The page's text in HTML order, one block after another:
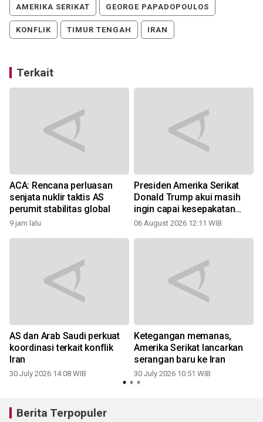
AMERIKA SERIKAT GEORGE PAPADOPOULOS
KONFLIK TIMUR TENGAH IRAN
Terkait
ACA: Rencana perluasan
senjata nuklir taktis AS
perumit stabilitas global
9 jam lalu
Presiden Amerika Serikat
Donald Trump akui masih
ingin capai kesepakatan
dengan Iran
06 August 2026 12:11 WIB
AS dan Arab Saudi perkuat
koordinasi terkait konflik
Iran
30 July 2026 14:08 WIB
Ketegangan memanas,
Amerika Serikat lancarkan
serangan baru ke Iran
30 July 2026 10:51 WIB
Berita Terpopuler